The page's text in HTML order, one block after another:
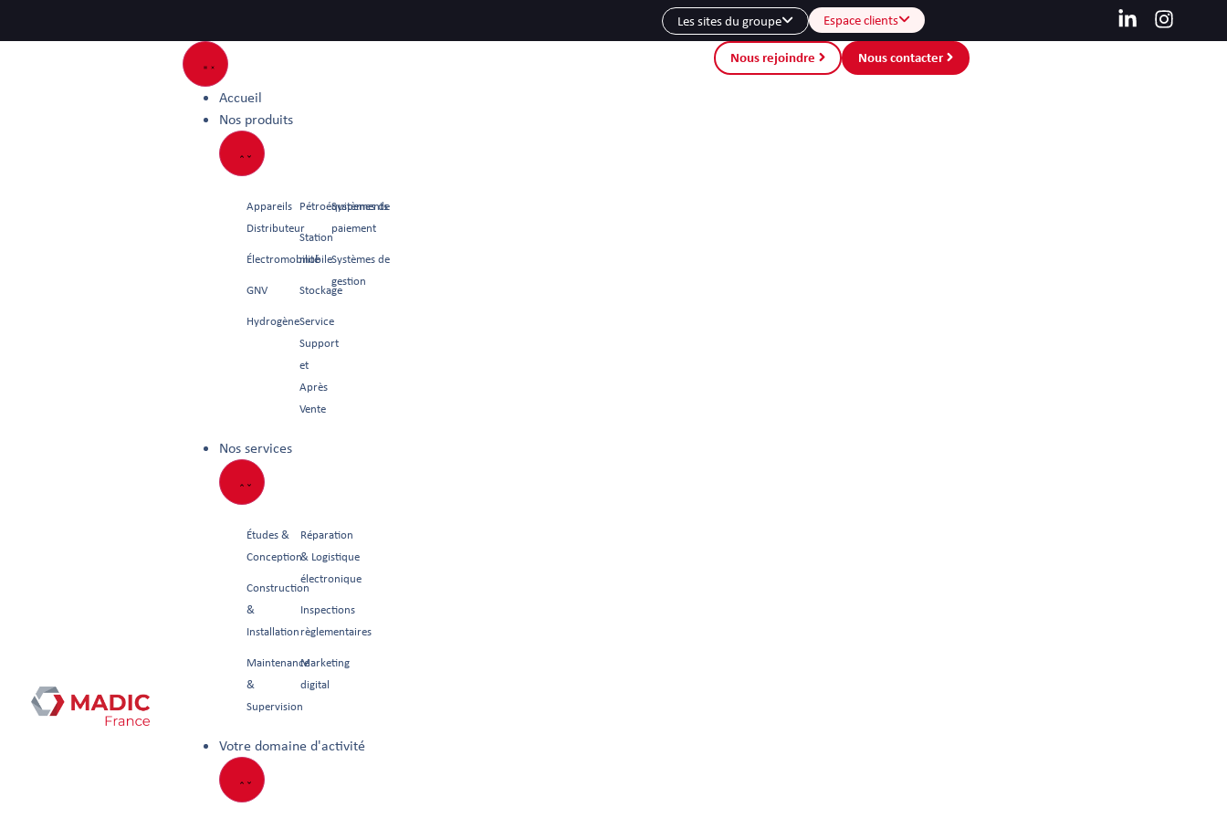
Les sites du groupe Espace clients
Accueil
Nos produits
Appareils
Distributeur
Électromobilité
GNV
Hydrogène
Pétroéquipements
Station
mobile
Stockage
Service
Support
et
Après
Vente
Systèmes de
paiement
Systèmes de
gestion
Nos services
Études &
Conception
Construction
&
Installation
Maintenance
&
Supervision
Réparation
& Logistique
électronique
Inspections
règlementaires
Marketing
digital
Votre domaine d'activité
Nous rejoindre Nous contacter